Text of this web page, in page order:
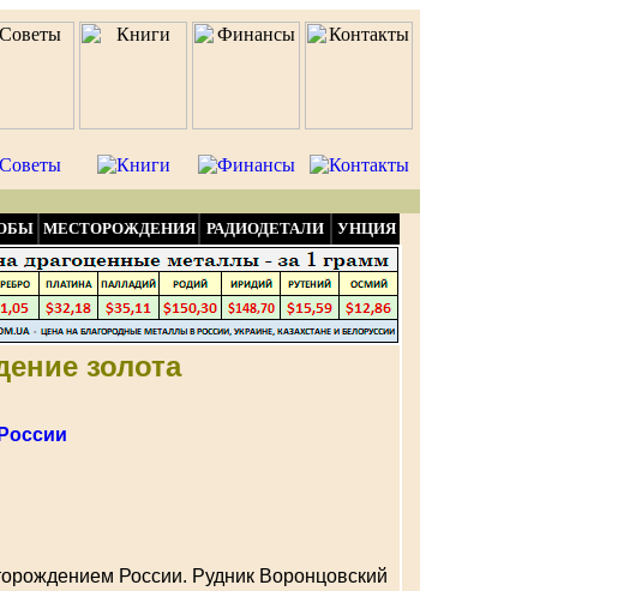
МЕСТОРОЖДЕНИЯ РАДИОДЕТАЛИ УНЦИЯ
золота
России. Рудник Воронцовский